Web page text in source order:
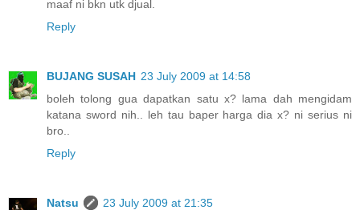
maaf ni bkn utk djual.
Reply
BUJANG SUSAH 23 July 2009 at 14:58
boleh tolong gua dapatkan satu x? lama dah mengidam
katana sword nih.. leh tau baper harga dia x? ni serius ni
bro..
Reply
Natsu
23 July 2009 at 21:35